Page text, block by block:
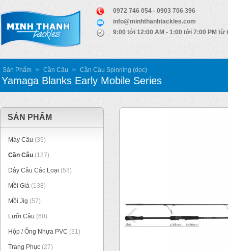
0972 746 054 - 0903 706 396
info@minhthanhtackles.com
9:00 tới 12:00 AM - 1:00 tới 7:00 PM từ
Sản Phẩm > Cần Câu > Cần Câu Spinning (dọc)
Yamaga Blanks Early Mobile Series
SẢN PHẨM
Máy Câu (39)
Cần Câu (127)
Dây Câu Các Loại (53)
Mồi Giả (138)
Mồi Jig (57)
Lưỡi Câu (60)
Hộp / Ống Nhựa PVC (31)
Trang Phục (27)